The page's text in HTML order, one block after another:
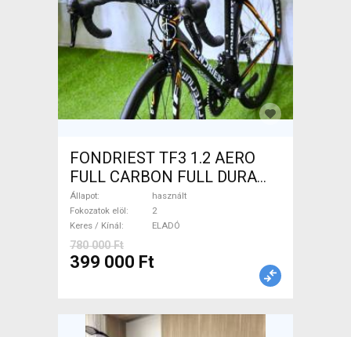
FONDRIEST TF3 1.2 AERO
FULL CARBON FULL DURA
ACE Országúti patkófék
használt ELADÓ
Állapot
használt
Fokozatok elöl
2
Keres / Kínál
ELADÓ
780 000 Ft
399 000 Ft